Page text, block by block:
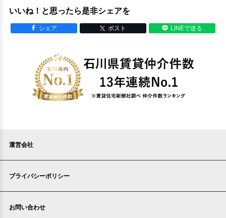
いいね！と思ったら是非シェアを
シェア ポスト LINEで送る
運営会社
プライバシーポリシー
お問い合わせ